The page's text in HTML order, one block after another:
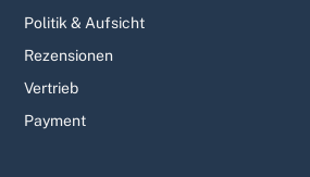
Politik & Aufsicht
Rezensionen
Vertrieb
Payment